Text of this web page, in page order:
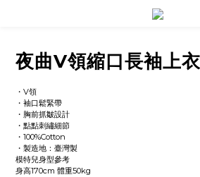
夜曲V領縮口長袖上
・V領
・袖口鬆緊帶
・胸前抓皺設計
・點點刺繡細節
・100%Cotton
・製造地：臺灣製
模特兒身型參考
身高170cm 體重50kg